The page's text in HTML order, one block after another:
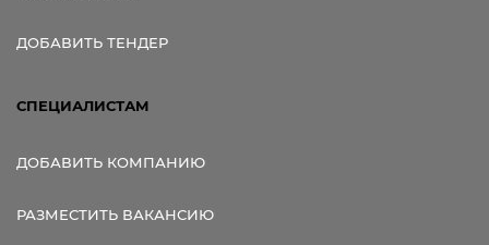
ДОБАВИТЬ ТЕНДЕР
СПЕЦИАЛИСТАМ
ДОБАВИТЬ КОМПАНИЮ
РАЗМЕСТИТЬ ВАКАНСИЮ